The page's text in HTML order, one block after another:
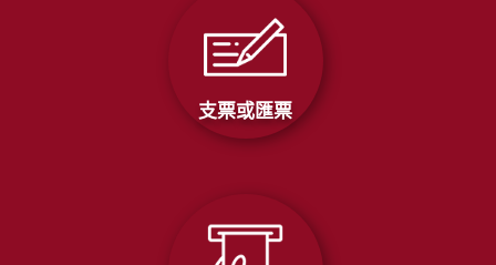
支票或匯票